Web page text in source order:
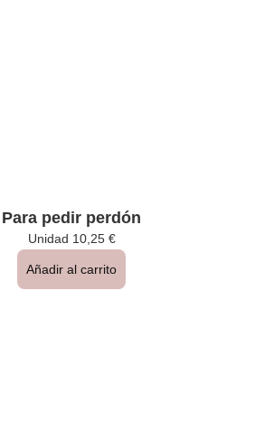
Para pedir perdón
Unidad 10,25 €
Añadir al carrito